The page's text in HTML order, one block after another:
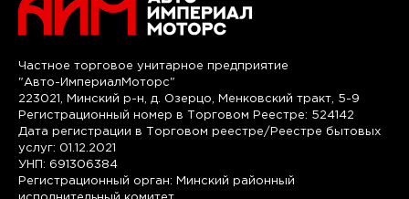
Частное торговое унитарное предприятие
"Авто-ИмпериалМоторс"
223021, Минский р-н, д. Озерцо, Менковский тракт, 5-9
Регистрационный номер в Торговом Реестре: 524142
Дата регистрации в Торговом реестре/Реестре бытовых
услуг: 01.12.2021
УНП: 691306384
Регистрационный орган: Минский районный